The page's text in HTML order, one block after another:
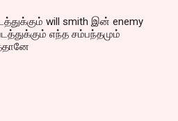
will smith இன் enemy
எந்த சம்பந்தமும்